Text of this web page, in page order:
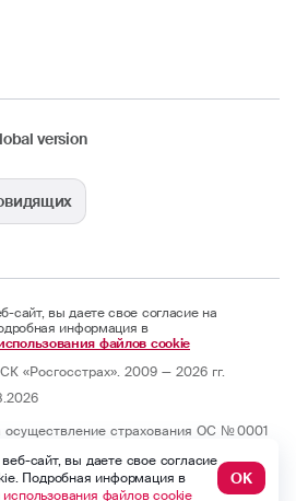
version
сайт, вы даете свое согласие на
информация в
файлов cookie
«Росгосстрах». 2009 — 2026 гг.
осуществление страхования ОС № 0001
перестрахования ПС № 0001 от
г. Москва, ул. Киевская, д. 7, к. 1
сайт, вы даете свое согласие
Подробная информация в
файлов cookie
ОК